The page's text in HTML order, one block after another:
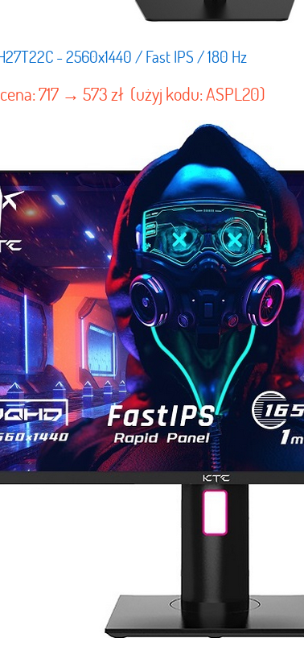
- 2560x1440 / Fast IPS / 180 Hz
717 → 573 zł (użyj kodu: ASPL20)